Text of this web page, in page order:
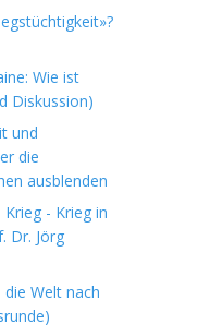
Wie ist
Diskussion)
und
die
ausblenden
- Krieg in
Dr. Jörg
Welt nach